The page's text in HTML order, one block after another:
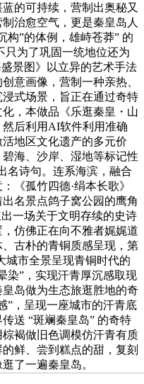
的可持续，营制出奥秘又
治愈空气，更是秦皇岛人
构”的体例，雄峙苍莽” 的
只为了巩固一统地位还为
景图》以立异的艺术手法
意画像，营制一种亲热、
式场景，旨正在通过奇特
，本做品《乐逛秦皇・山
后利用AI软件利用准确
地区文化遗产的多元价
海、沙岸、湿地等标记性
名诗句。连系海滨，融合
《孤竹四德·绢本长歌》
名景点鸽子窝公园的鹰角
一场关于文明存续的史诗
仿佛正在向不雅者娓娓道
古朴的青铜质感呈现，第
城市全景呈现青铜时代的
染”，实现汗青厚沉感取现
岛做为生态旅逛胜地的奇
”，呈现一座城市的汗青底
送 “斑斓秦皇岛” 的奇特
褐做旧色调模仿汗青有质
鲜、尝到糕点的甜，复刻
了一遍秦皇岛。